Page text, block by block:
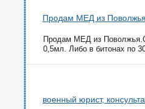
Продам МЕД из
Продам МЕД из
0,5мл. Либо в битонах по
военный юрист,